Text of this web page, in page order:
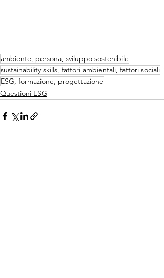
ambiente, persona, sviluppo sostenibile
sustainability skills, fattori ambientali, fattori sociali
ESG, formazione, progettazione
Questioni ESG